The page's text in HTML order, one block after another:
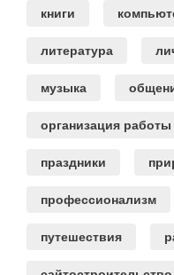
книги
литература
музыка
организация работы
праздники
профессионализм
путешествия